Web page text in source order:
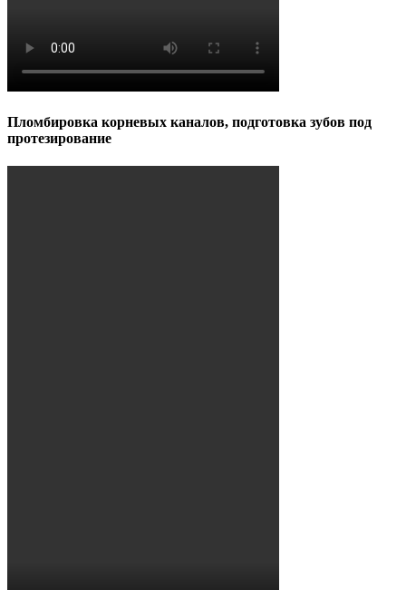
Пломбировка корневых каналов, подготовка зубов под
протезирование